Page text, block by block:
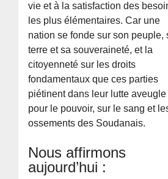
vie et à la satisfaction des
les plus élémentaires. Car une
nation se fonde sur son peuple,
terre et sa souveraineté, et la
citoyenneté sur les droits
fondamentaux que ces parties
piétinent dans leur lutte aveugle
pour le pouvoir, sur le sang et
ossements des Soudanais.
Nous affirmons
aujourd’hui :